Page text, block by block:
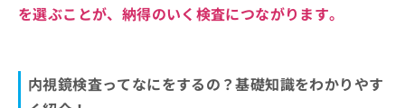
を選ぶことが、納得のいく検査につながります。
内視鏡検査ってなにをするの？基礎知識をわかりやす